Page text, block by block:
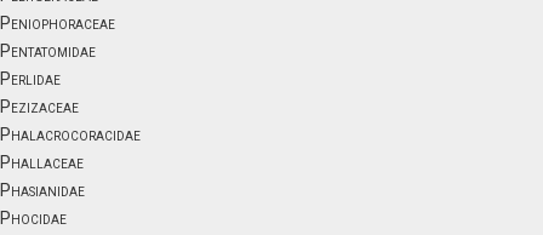
Peniophoraceae
Pentatomidae
Perlidae
Pezizaceae
Phalacrocoracidae
Phallaceae
Phasianidae
Phocidae